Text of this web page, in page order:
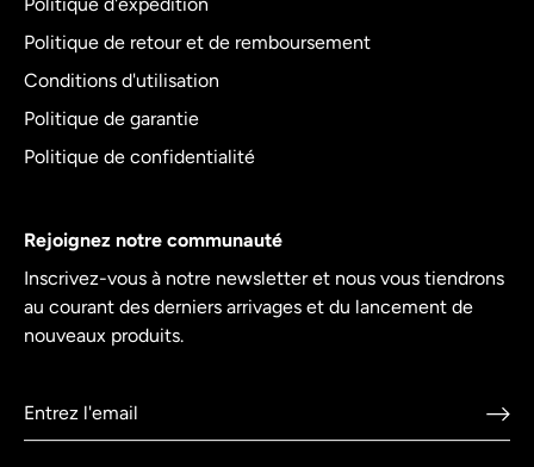
Politique de retour et de remboursement
Conditions d'utilisation
Politique de garantie
Politique de confidentialité
Rejoignez notre communauté
Inscrivez-vous à notre newsletter et nous vous tiendrons
au courant des derniers arrivages et du lancement de
nouveaux produits.